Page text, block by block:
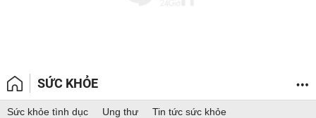
SỨC KHỎE
Sức khỏe tình dục Ung thư Tin tức sức khỏe